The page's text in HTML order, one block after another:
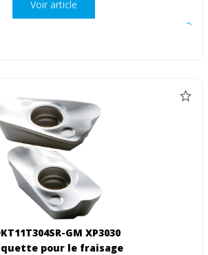
Voir article
GM XP3030
pour le fraisage